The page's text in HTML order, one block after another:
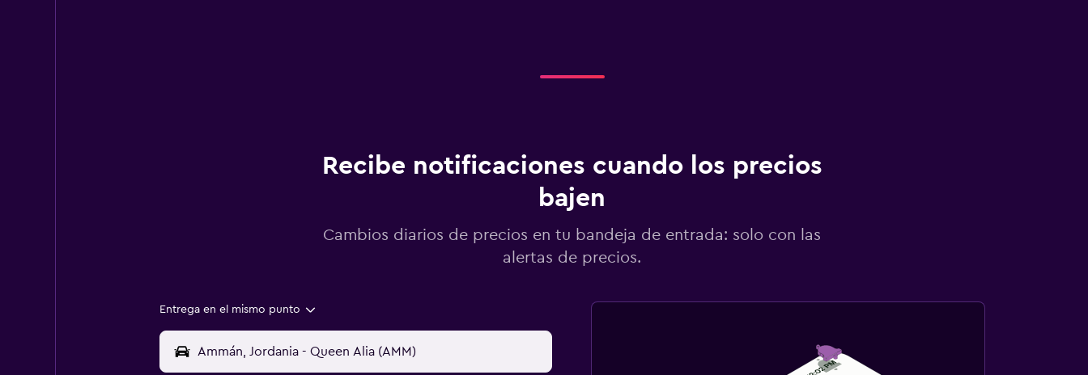
Recibe notificaciones cuando los precios
bajen
Cambios diarios de precios en tu bandeja de entrada: solo con las
alertas de precios.
Entrega en el mismo punto